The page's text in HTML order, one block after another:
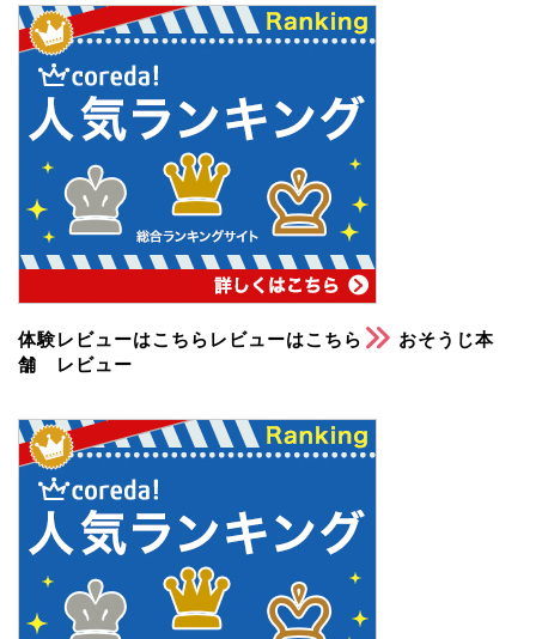
体験レビューはこちらレビューはこちら
おそうじ本
舗 レビュー